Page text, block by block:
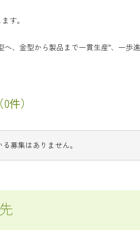
す。
へ、金型から製品まで一貫生産”、一歩
（0件）
募集はありません。